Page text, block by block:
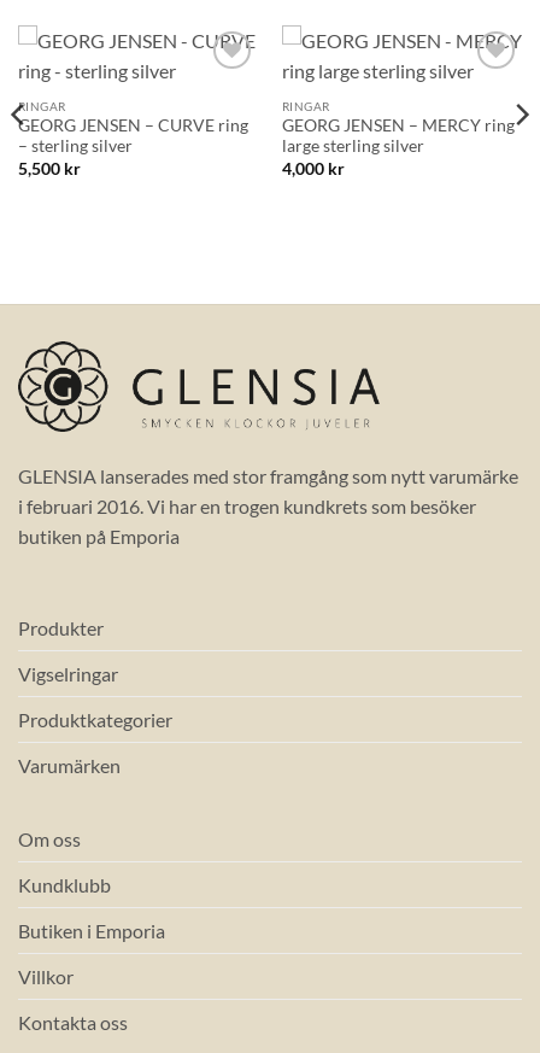
RINGAR
GEORG JENSEN – CURVE ring
– sterling silver
5,500 kr
RINGAR
GEORG JENSEN – MERCY ring
large sterling silver
4,000 kr
GLENSIA lanserades med stor framgång som nytt varumärke
i februari 2016. Vi har en trogen kundkrets som besöker
butiken på Emporia
Produkter
Vigselringar
Produktkategorier
Varumärken
Om oss
Kundklubb
Butiken i Emporia
Villkor
Kontakta oss